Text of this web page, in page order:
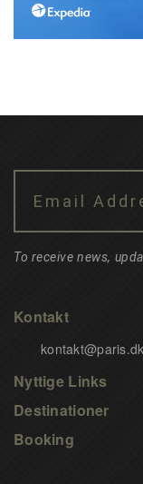
To receive news,
Kontakt
kontakt@paris.dk
Nyttige Links
Destinationer
Booking